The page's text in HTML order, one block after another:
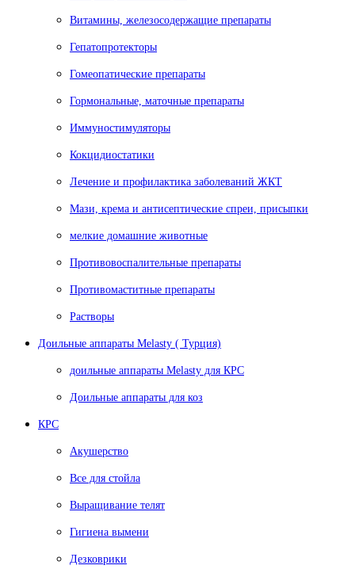
Витамины, железосодержащие препараты
Гепатопротекторы
Гомеопатические препараты
Гормональные, маточные препараты
Иммуностимуляторы
Кокцидиостатики
Лечение и профилактика заболеваний ЖКТ
Мази, крема и антисептические спреи, присыпки
мелкие домашние животные
Противовоспалительные препараты
Противомаститные препараты
Растворы
Доильные аппараты Melasty ( Турция)
доильные аппараты Melasty для КРС
Доильные аппараты для коз
КРС
Акушерство
Все для стойла
Выращивание телят
Гигиена вымени
Дезковрики